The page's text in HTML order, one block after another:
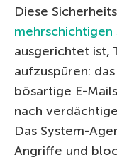
Diese
mehrschichtigen
ausgerichtet ist,
aufzuspüren:
bösartige E-
nach
Das System-
Angriffe und